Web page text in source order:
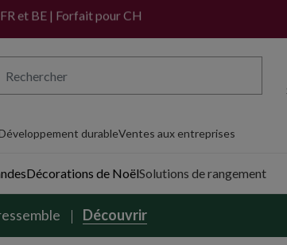
et BE | Forfait pour CH
durableVentes aux entreprises
Décorations de NoëlSolutions de rangement
Découvrir